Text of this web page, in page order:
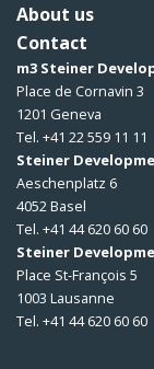
About us
Contact
m3 Steiner
Place de Cornavin 3
1201 Geneva
Tel. +41 22 559 11 11
Steiner
Aeschenplatz 6
4052 Basel
Tel. +41 44 620 60 60
Steiner
Place St-François 5
1003 Lausanne
Tel. +41 44 620 60 60